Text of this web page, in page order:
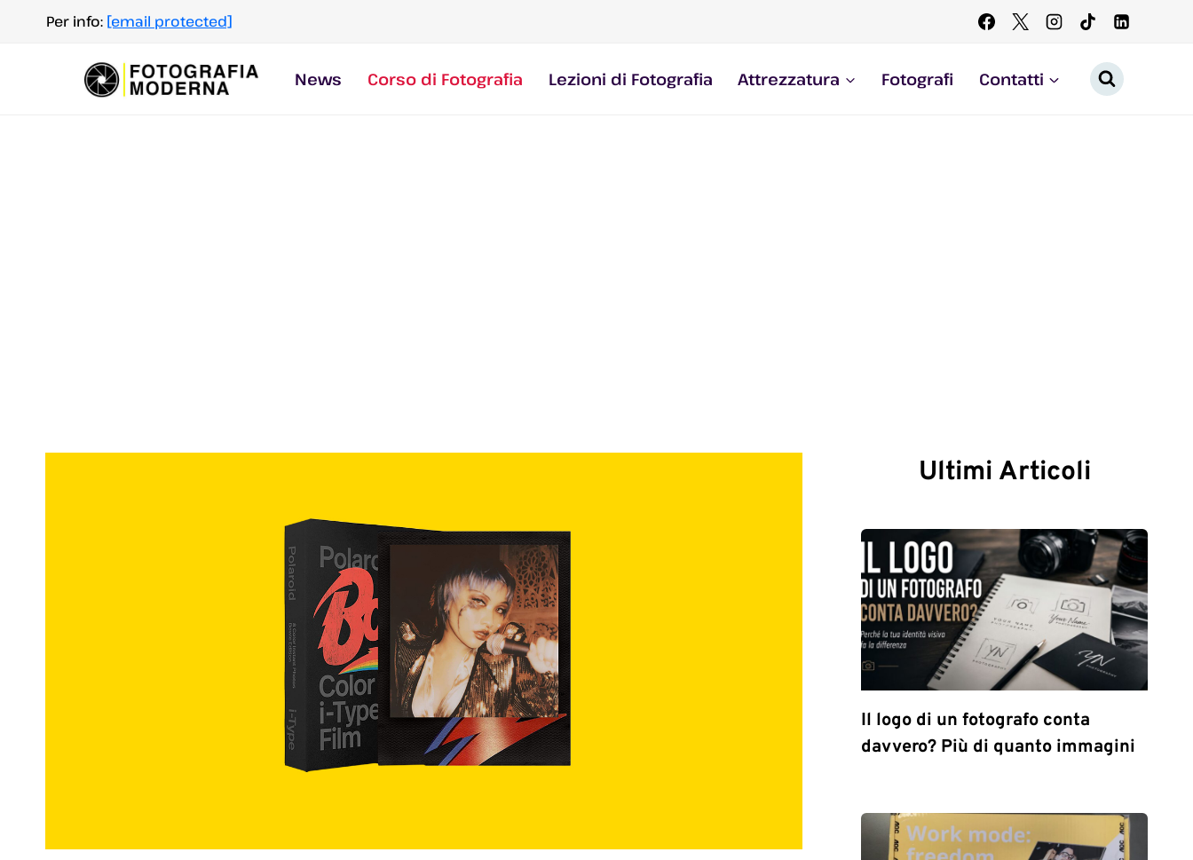
contenuto
Per info: [email protected]
News Corso di Fotografia Lezioni di Fotografia Attrezzatura Fotografi Contatti
Ultimi Articoli
Il logo di un fotografo conta
davvero? Più di quanto immagini